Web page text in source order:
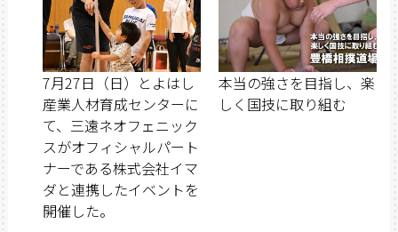
7月27日（日）とよはし
産業人材育成センターに
て、三遠ネオフェニック
スがオフィシャルパート
ナーである株式会社イマ
ダと連携したイベントを
開催した。
本当の強さを目指し、楽
しく国技に取り組む